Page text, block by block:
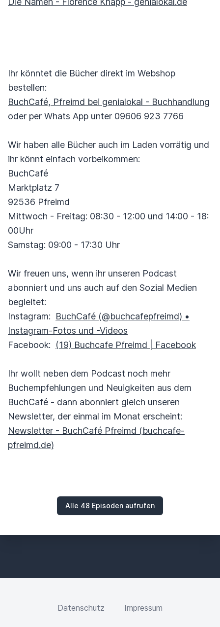
Ihr könntet die Bücher direkt im Webshop
bestellen:
BuchCafé, Pfreimd bei genialokal - Buchhandlung
oder per Whats App unter 09606 923 7766
Wir haben alle Bücher auch im Laden vorrätig und
ihr könnt einfach vorbeikommen:
BuchCafé
Marktplatz 7
92536 Pfreimd
Mittwoch - Freitag: 08:30 - 12:00 und 14:00 - 18:
00Uhr
Samstag: 09:00 - 17:30 Uhr
Wir freuen uns, wenn ihr unseren Podcast
abonniert und uns auch auf den Sozial Medien
begleitet:
Instagram: BuchCafé (@buchcafepfreimd) •
Instagram-Fotos und -Videos
Facebook: (19) Buchcafe Pfreimd | Facebook
Ihr wollt neben dem Podcast noch mehr
Buchempfehlungen und Neuigkeiten aus dem
BuchCafé - dann abonniert gleich unseren
Newsletter, der einmal im Monat erscheint:
Newsletter - BuchCafé Pfreimd (buchcafe-
pfreimd.de)
Alle 48 Episoden aufrufen
Datenschutz Impressum